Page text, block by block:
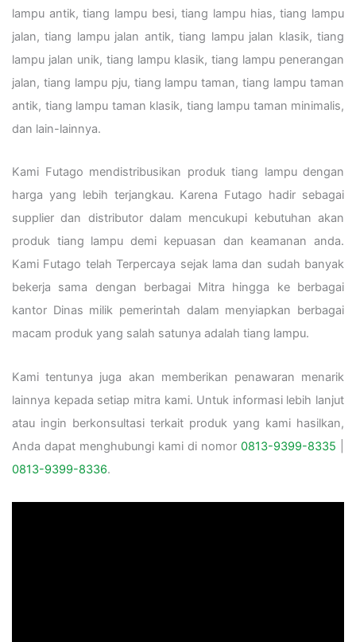
lampu antik, tiang lampu besi, tiang lampu hias, tiang lampu
jalan, tiang lampu jalan antik, tiang lampu jalan klasik, tiang
lampu jalan unik, tiang lampu klasik, tiang lampu penerangan
jalan, tiang lampu pju, tiang lampu taman, tiang lampu taman
antik, tiang lampu taman klasik, tiang lampu taman minimalis,
dan lain-lainnya.
Kami Futago mendistribusikan produk tiang lampu dengan
harga yang lebih terjangkau. Karena Futago hadir sebagai
supplier dan distributor dalam mencukupi kebutuhan akan
produk tiang lampu demi kepuasan dan keamanan anda.
Kami Futago telah Terpercaya sejak lama dan sudah banyak
bekerja sama dengan berbagai Mitra hingga ke berbagai
kantor Dinas milik pemerintah dalam menyiapkan berbagai
macam produk yang salah satunya adalah tiang lampu.
Kami tentunya juga akan memberikan penawaran menarik
lainnya kepada setiap mitra kami. Untuk informasi lebih lanjut
atau ingin berkonsultasi terkait produk yang kami hasilkan,
Anda dapat menghubungi kami di nomor 0813-9399-8335
0813-9399-8336.